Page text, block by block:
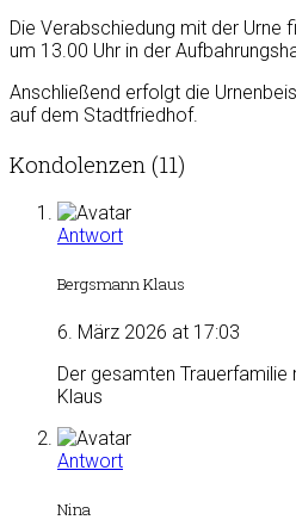
Die Verabschiedung mit der Urne
um 13.00 Uhr in der
Anschließend erfolgt die
auf dem Stadtfriedhof.
Kondolenzen (11)
Antwort
Bergsmann Klaus
6. März 2026 at 17:03
Der gesamten Trauerfamilie
Klaus
Antwort
Nina